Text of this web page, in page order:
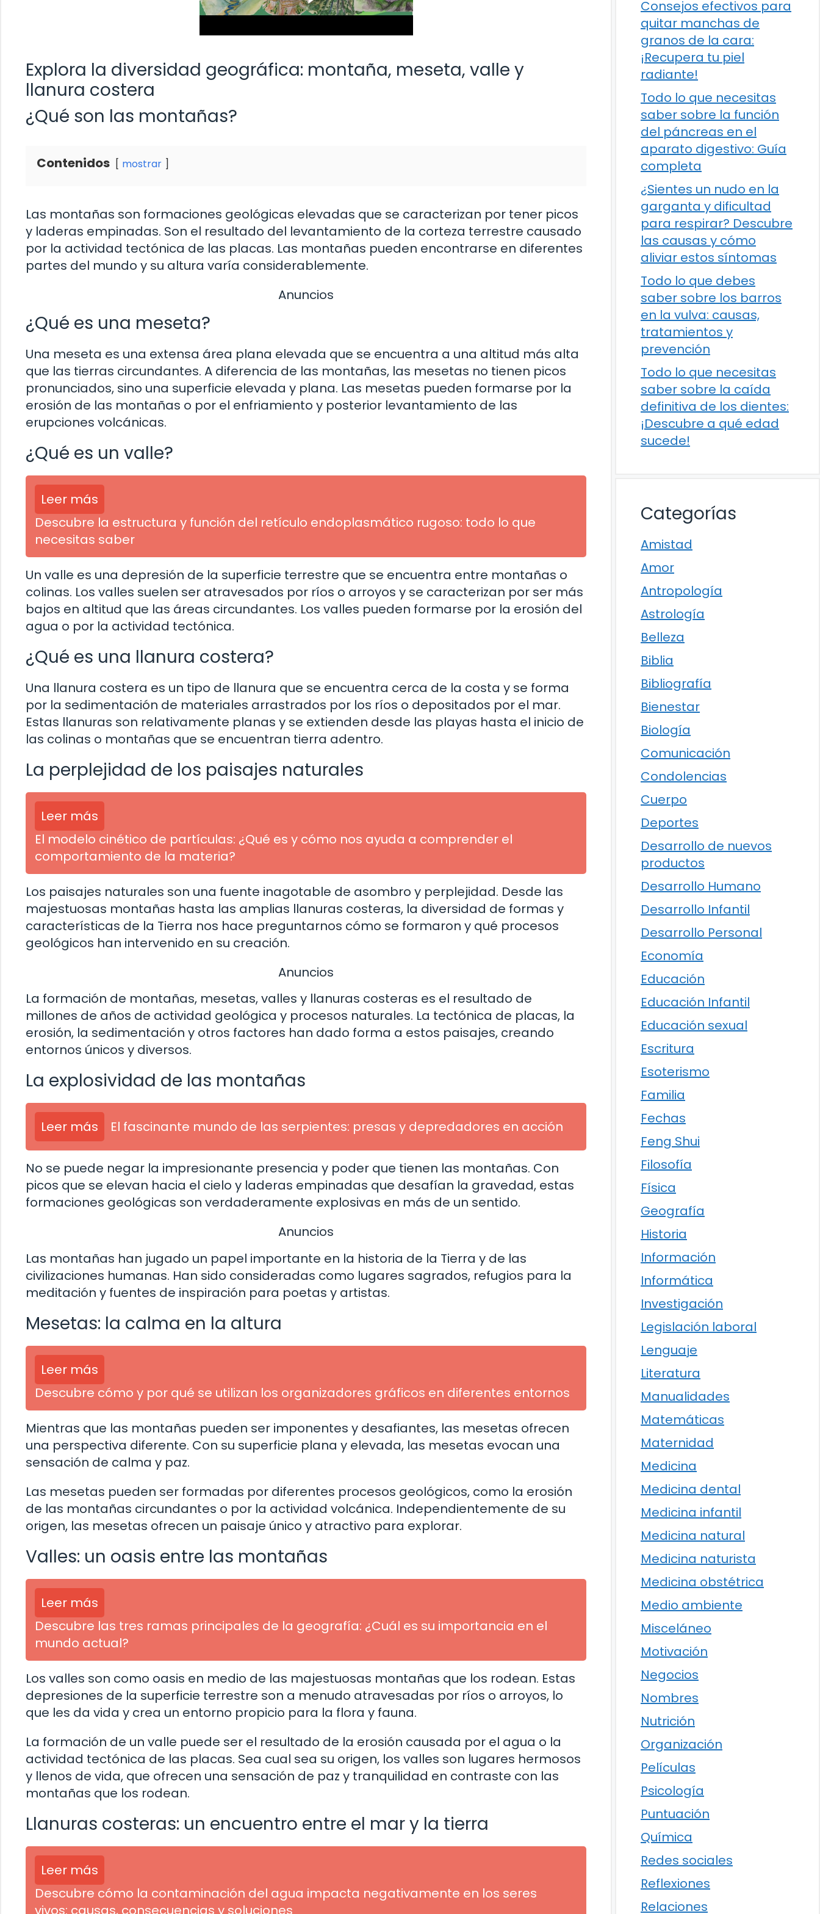
Explora la diversidad geográfica: montaña, meseta, valle y
llanura costera
¿Qué son las montañas?
Contenidos mostrar
Las montañas son formaciones geológicas elevadas que se caracterizan por tener picos
y laderas empinadas. Son el resultado del levantamiento de la corteza terrestre causado
por la actividad tectónica de las placas. Las montañas pueden encontrarse en diferentes
partes del mundo y su altura varía considerablemente.
Anuncios
¿Qué es una meseta?
Una meseta es una extensa área plana elevada que se encuentra a una altitud más alta
que las tierras circundantes. A diferencia de las montañas, las mesetas no tienen picos
pronunciados, sino una superficie elevada y plana. Las mesetas pueden formarse por la
erosión de las montañas o por el enfriamiento y posterior levantamiento de las
erupciones volcánicas.
¿Qué es un valle?
Leer más
Descubre la estructura y función del retículo endoplasmático rugoso: todo lo que
necesitas saber
Un valle es una depresión de la superficie terrestre que se encuentra entre montañas o
colinas. Los valles suelen ser atravesados por ríos o arroyos y se caracterizan por ser más
bajos en altitud que las áreas circundantes. Los valles pueden formarse por la erosión del
agua o por la actividad tectónica.
¿Qué es una llanura costera?
Una llanura costera es un tipo de llanura que se encuentra cerca de la costa y se forma
por la sedimentación de materiales arrastrados por los ríos o depositados por el mar.
Estas llanuras son relativamente planas y se extienden desde las playas hasta el inicio de
las colinas o montañas que se encuentran tierra adentro.
La perplejidad de los paisajes naturales
Leer más
El modelo cinético de partículas: ¿Qué es y cómo nos ayuda a comprender el
comportamiento de la materia?
Los paisajes naturales son una fuente inagotable de asombro y perplejidad. Desde las
majestuosas montañas hasta las amplias llanuras costeras, la diversidad de formas y
características de la Tierra nos hace preguntarnos cómo se formaron y qué procesos
geológicos han intervenido en su creación.
Anuncios
La formación de montañas, mesetas, valles y llanuras costeras es el resultado de
millones de años de actividad geológica y procesos naturales. La tectónica de placas, la
erosión, la sedimentación y otros factores han dado forma a estos paisajes, creando
entornos únicos y diversos.
La explosividad de las montañas
Leer más El fascinante mundo de las serpientes: presas y depredadores en acción
No se puede negar la impresionante presencia y poder que tienen las montañas. Con
picos que se elevan hacia el cielo y laderas empinadas que desafían la gravedad, estas
formaciones geológicas son verdaderamente explosivas en más de un sentido.
Anuncios
Las montañas han jugado un papel importante en la historia de la Tierra y de las
civilizaciones humanas. Han sido consideradas como lugares sagrados, refugios para la
meditación y fuentes de inspiración para poetas y artistas.
Mesetas: la calma en la altura
Leer más
Descubre cómo y por qué se utilizan los organizadores gráficos en diferentes entornos
Mientras que las montañas pueden ser imponentes y desafiantes, las mesetas ofrecen
una perspectiva diferente. Con su superficie plana y elevada, las mesetas evocan una
sensación de calma y paz.
Las mesetas pueden ser formadas por diferentes procesos geológicos, como la erosión
de las montañas circundantes o por la actividad volcánica. Independientemente de su
origen, las mesetas ofrecen un paisaje único y atractivo para explorar.
Valles: un oasis entre las montañas
Leer más
Descubre las tres ramas principales de la geografía: ¿Cuál es su importancia en el
mundo actual?
Los valles son como oasis en medio de las majestuosas montañas que los rodean. Estas
depresiones de la superficie terrestre son a menudo atravesadas por ríos o arroyos, lo
que les da vida y crea un entorno propicio para la flora y fauna.
La formación de un valle puede ser el resultado de la erosión causada por el agua o la
actividad tectónica de las placas. Sea cual sea su origen, los valles son lugares hermosos
y llenos de vida, que ofrecen una sensación de paz y tranquilidad en contraste con las
montañas que los rodean.
Llanuras costeras: un encuentro entre el mar y la tierra
Leer más
Descubre cómo la contaminación del agua impacta negativamente en los seres
vivos: causas, consecuencias y soluciones
Consejos efectivos para
quitar manchas de
granos de la cara:
¡Recupera tu piel
radiante!
Todo lo que necesitas
saber sobre la función
del páncreas en el
aparato digestivo: Guía
completa
¿Sientes un nudo en la
garganta y dificultad
para respirar? Descubre
las causas y cómo
aliviar estos síntomas
Todo lo que debes
saber sobre los barros
en la vulva: causas,
tratamientos y
prevención
Todo lo que necesitas
saber sobre la caída
definitiva de los dientes:
¡Descubre a qué edad
sucede!
Categorías
Amistad
Amor
Antropología
Astrología
Belleza
Biblia
Bibliografía
Bienestar
Biología
Comunicación
Condolencias
Cuerpo
Deportes
Desarrollo de nuevos
productos
Desarrollo Humano
Desarrollo Infantil
Desarrollo Personal
Economía
Educación
Educación Infantil
Educación sexual
Escritura
Esoterismo
Familia
Fechas
Feng Shui
Filosofía
Física
Geografía
Historia
Información
Informática
Investigación
Legislación laboral
Lenguaje
Literatura
Manualidades
Matemáticas
Maternidad
Medicina
Medicina dental
Medicina infantil
Medicina natural
Medicina naturista
Medicina obstétrica
Medio ambiente
Misceláneo
Motivación
Negocios
Nombres
Nutrición
Organización
Películas
Psicología
Puntuación
Química
Redes sociales
Reflexiones
Relaciones